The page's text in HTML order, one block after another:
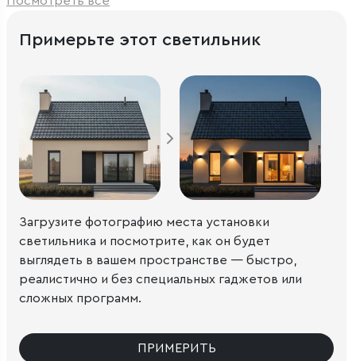
Примерьте этот светильник
Загрузите фотографию места установки
светильника и посмотрите, как он будет
выглядеть в вашем пространстве — быстро,
реалистично и без специальных гаджетов или
сложных программ.
ПРИМЕРИТЬ